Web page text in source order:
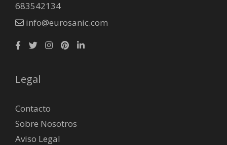
683542134
info@eurosanic.com
Legal
Contacto
Sobre Nosotros
Aviso Legal